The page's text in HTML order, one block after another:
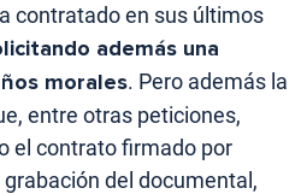
contratado en sus últimos
además una
morales. Pero además la
entre otras peticiones,
el contrato firmado por
del documental,